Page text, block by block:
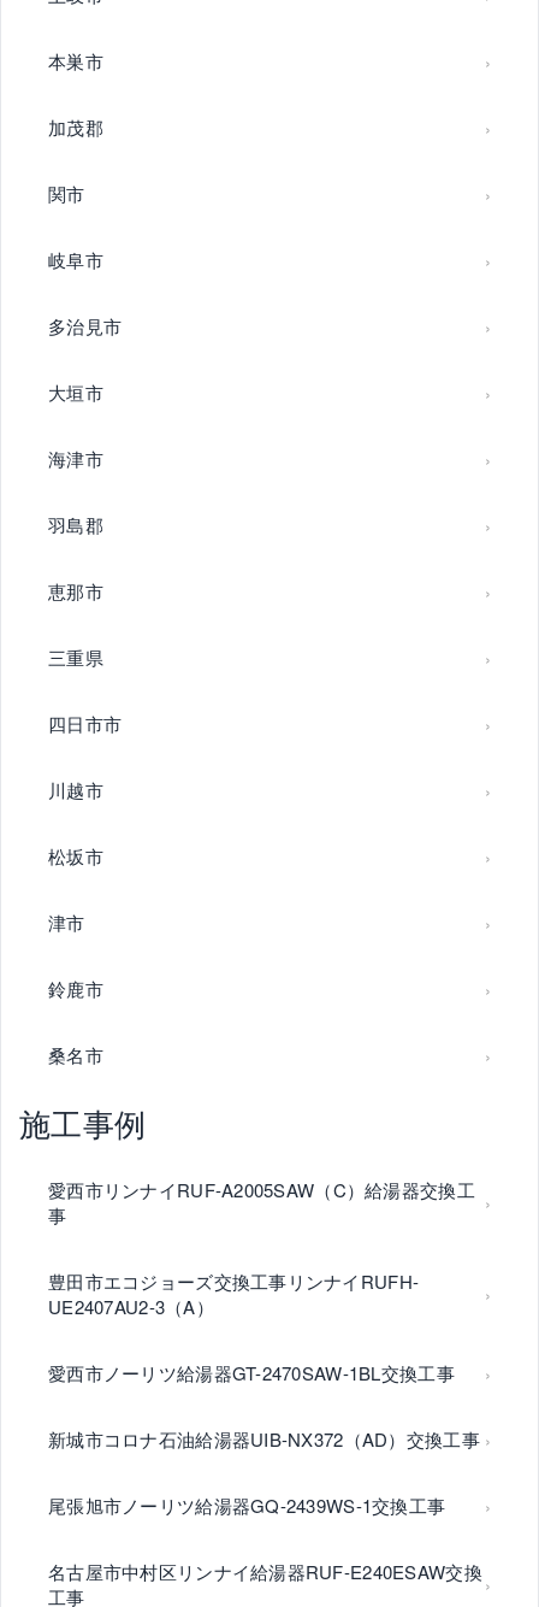
本巣市
加茂郡
関市
岐阜市
多治見市
大垣市
海津市
羽島郡
恵那市
三重県
四日市市
川越市
松坂市
津市
鈴鹿市
桑名市
施工事例
愛西市リンナイRUF-A2005SAW（C）給湯器交換工
事
豊田市エコジョーズ交換工事リンナイRUFH-
UE2407AU2-3（A）
愛西市ノーリツ給湯器GT-2470SAW-1BL交換工事
新城市コロナ石油給湯器UIB-NX372（AD）交換工事
尾張旭市ノーリツ給湯器GQ-2439WS-1交換工事
名古屋市中村区リンナイ給湯器RUF-E240ESAW交換
工事